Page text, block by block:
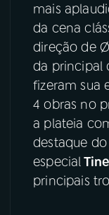
YouTube
Instagram
mais
da cena
direção de
da principal
fizeram sua
4 obras no
a plateia
destaque
especial
principais